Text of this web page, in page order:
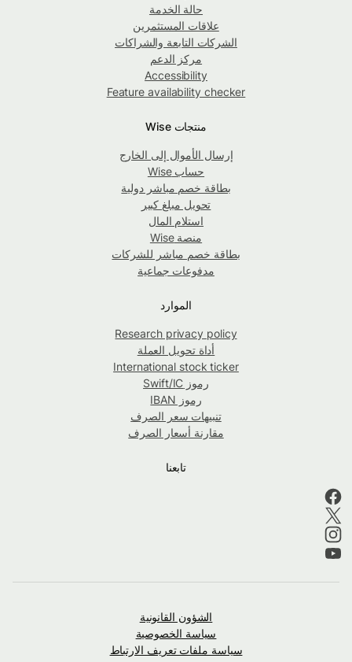
حالة الخدمة
علاقات المستثمرين
الشركات التابعة والشراكات
مركز الدعم
Accessibility
Feature availability checker
منتجات Wise
إرسال الأموال إلى الخارج
حساب Wise
بطاقة خصم مباشر دولية
تحويل مبلغ كبير
استلام المال
منصة Wise
بطاقة خصم مباشر للشركات
مدفوعات جماعية
الموارد
Research privacy policy
أداة تحويل العملة
International stock ticker
رموز Swift/IC
رموز IBAN
تنبيهات سعر الصرف
مقارنة أسعار الصرف
تابعنا
الشؤون القانونية
سياسة الخصوصية
سياسة ملفات تعريف الارتباط